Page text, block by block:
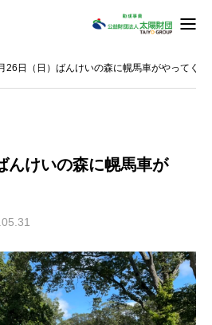
26日（日）ばんけいの森に幌馬車がやってくる
んけいの森に幌馬車が